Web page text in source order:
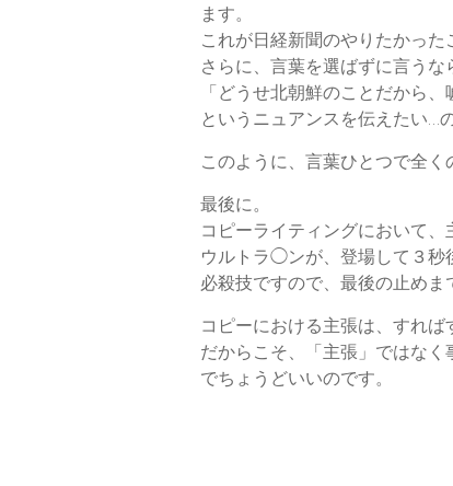
ます。
これが日経新聞のやりたかった
さらに、言葉を選ばずに言うな
「どうせ北朝鮮のことだから
というニュアンスを伝えたい…
このように、言葉ひとつで全く
最後に。
コピーライティングにおいて、
ウルトラ◯ンが、登場して３秒
必殺技ですので、最後の止めま
コピーにおける主張は、すれば
だからこそ、「主張」ではな
でちょうどいいのです。